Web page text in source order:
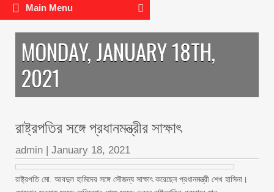
Main Menu
MONDAY, JANUARY 18TH,
2021
রাষ্ট্রপতির সঙ্গে প্রধানমন্ত্রীর সাক্ষাৎ
admin | January 18, 2021
রাষ্ট্রপতি মো. আবদুল হামিদের সঙ্গে সৌজন্য সাক্ষাৎ করেছেন প্রধানমন্ত্রী শেখ হাসিনা।